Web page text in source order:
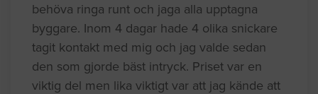
behöva ringa runt och jaga alla upptagna
byggare. Inom 4 dagar hade 4 olika snickare
tagit kontakt med mig och jag valde sedan
den som gjorde bäst intryck. Priset var en
viktig del men lika viktigt var att jag kände att